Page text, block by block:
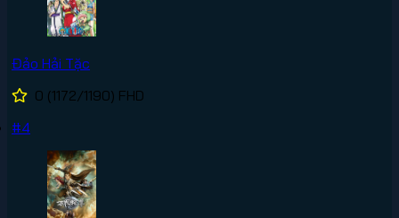
Đảo Hải Tặc
0 (1172/1190) FHD
#4